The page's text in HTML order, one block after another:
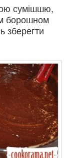
сумішшю,
борошном
зберегти